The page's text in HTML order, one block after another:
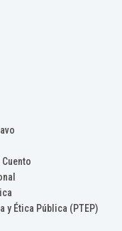
y Ética Pública (PTEP)